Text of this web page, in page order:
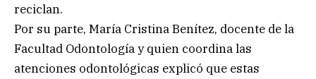
reciclan.
Por su parte, María Cristina Benítez, docente de la
Facultad Odontología y quien coordina las
atenciones odontológicas explicó que estas